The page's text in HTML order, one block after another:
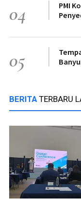
04
PMI
05
BERITA TERBARU